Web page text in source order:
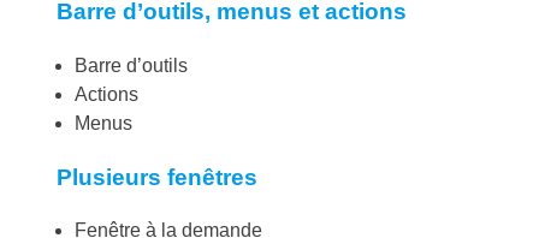
Barre d’outils, menus et actions
Barre d’outils
Actions
Menus
Plusieurs fenêtres
Fenêtre à la demande